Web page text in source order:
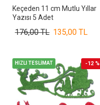
Keçeden 11 cm Mutlu Yıllar
Yazısı 5 Adet
135,00 TL
176,00 TL
HIZLI TESLİMAT -12 %